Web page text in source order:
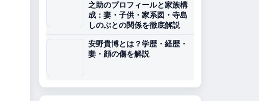
之助のプロフィールと家族構
成：妻・子供・家系図・寺島
しのぶとの関係を徹底解説
安野貴博とは？学歴・経歴・
妻・顔の傷を解説